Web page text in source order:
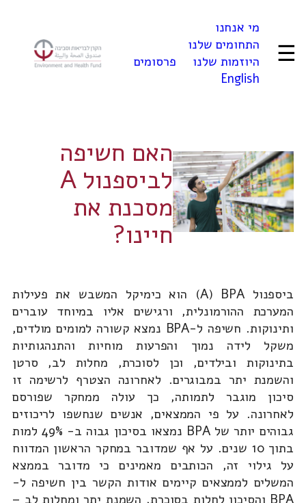
☰
מי אנחנו
התחומים שלנו
היוזמות שלנו
פרסומים
English
האם חשיפה
לביספנול A
מסכנת את
חיינו?
ביספנול A) BPA) הוא כימיקל המשבש את פעילות
המערכת ההורמונלית, ורגישים אליו במיוחד עוברים
ותינוקות. חשיפה ל-BPA נמצא קשורה למומים מולדים,
משקל לידה נמוך והפרעות מוחיות והתנהגותיות
בתינוקות ובילדים, וכן לסוכרת, מחלות לב, סרטן
והשמנת יתר במבוגרים. לאחרונה הצטרף לרשימה זו
סיכון מוגבר לתמותה, כך עולה ממחקר שפורסם
לאחרונה. על פי הממצאים, אנשים שנחשפו לריכוזים
גבוהים יותר של BPA נמצאו בסיכון גבוה ב- 49% למות
בתוך 10 שנים. על אף שמדובר במחקר הראשון המדווח
על גילוי זה, הכותבים מאמינים כי מדובר בממצא
המשלים לממצאים קיימים אודות הקשר בין חשיפה ל-
BPA והסיכון לחלות בסוכרת, השמנת יתר ומחלות לב –